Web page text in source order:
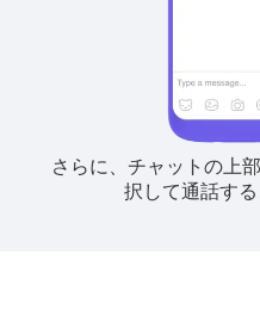
さらに、チャットの上
択して通話する